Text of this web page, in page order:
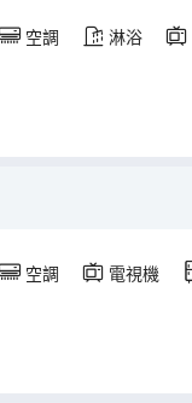
空調 淋浴
空調 電視機